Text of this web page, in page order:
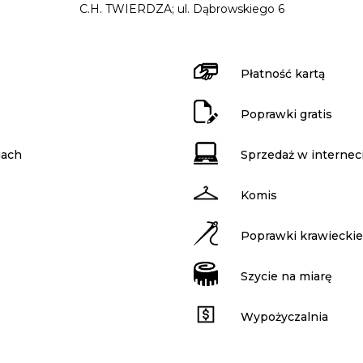
C.H. TWIERDZA; ul. Dąbrowskiego 6
Płatność kartą
Poprawki gratis
Sprzedaż w
Komis
Poprawki
Szycie na miarę
Wypożyczalnia